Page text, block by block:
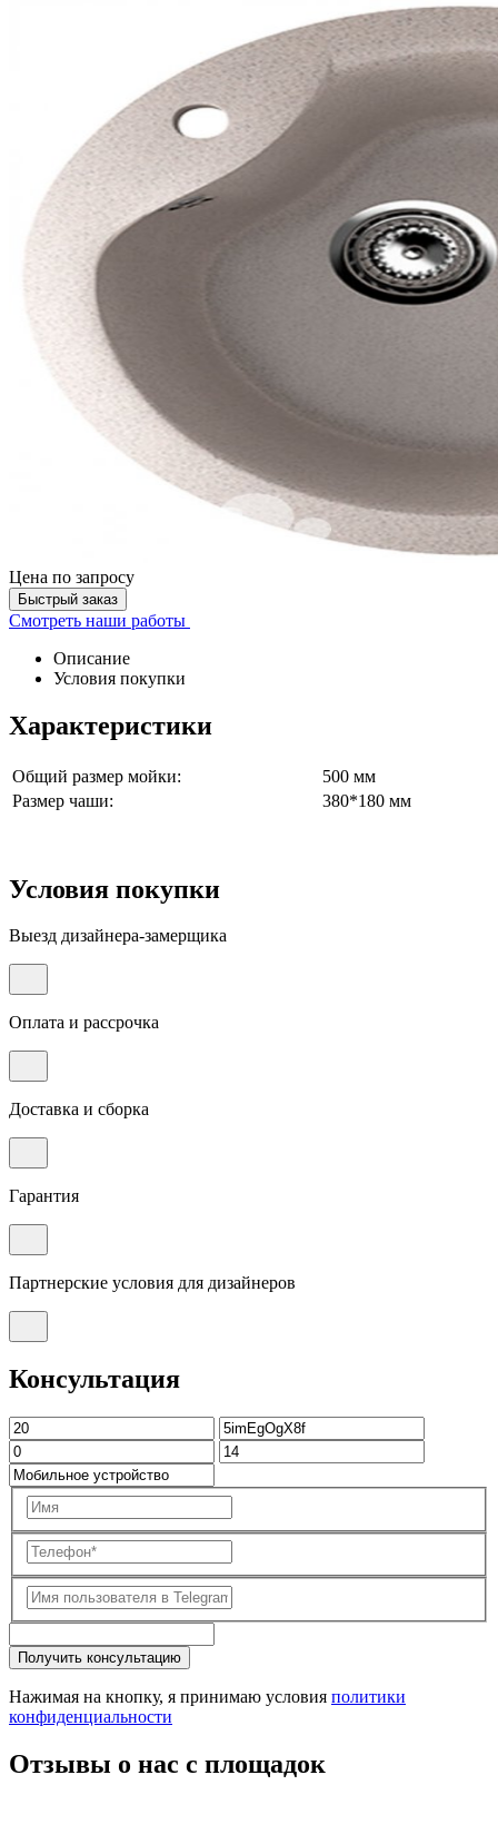
Цена по запросу
Быстрый заказ
Смотреть наши работы
Описание
Условия покупки
Характеристики
Общий размер мойки:
500 мм
Размер чаши:
380*180 мм
Условия покупки
Выезд дизайнера-замерщика
Оплата и рассрочка
Доставка и сборка
Гарантия
Партнерские условия для дизайнеров
Консультация
Получить консультацию
Нажимая на кнопку, я принимаю условия политики
конфиденциальности
Отзывы о нас с площадок